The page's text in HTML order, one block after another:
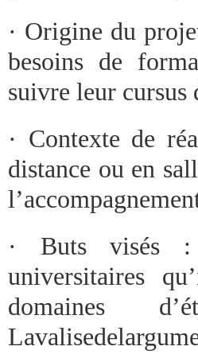
· Origine du
besoins de
suivre leur cursus
· Contexte de
distance ou en
· Buts visés :
universitaires
domaines